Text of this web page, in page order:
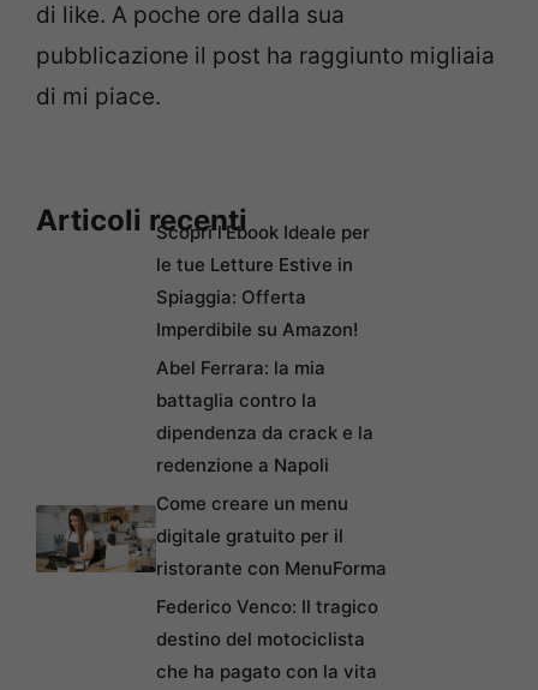
di like. A poche ore dalla sua
pubblicazione il post ha raggiunto migliaia
di mi piace.
Articoli recentiScopri l’Ebook Ideale per
le tue Letture Estive in
Spiaggia: Offerta
Imperdibile su Amazon!
Abel Ferrara: la mia
battaglia contro la
dipendenza da crack e la
redenzione a Napoli
Come creare un menu
digitale gratuito per il
ristorante con MenuForma
Federico Venco: Il tragico
destino del motociclista
che ha pagato con la vita